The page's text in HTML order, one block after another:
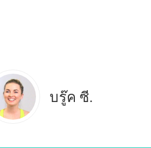
เอเวอร์ลี บี.